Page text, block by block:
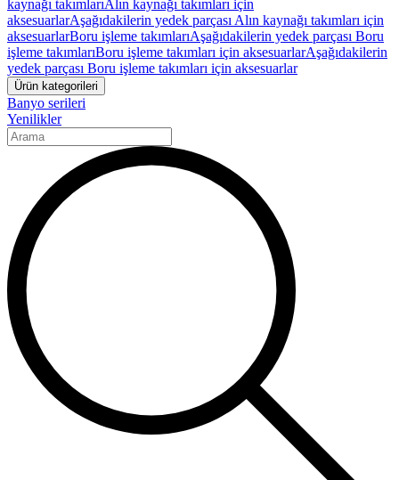
kaynağı takımlarıAlın kaynağı takımları için
aksesuarlarAşağıdakilerin yedek parçası Alın kaynağı takımları için
aksesuarlarBoru işleme takımlarıAşağıdakilerin yedek parçası Boru
işleme takımlarıBoru işleme takımları için aksesuarlarAşağıdakilerin
yedek parçası Boru işleme takımları için aksesuarlar
Ürün kategorileri
Banyo serileri
Yenilikler